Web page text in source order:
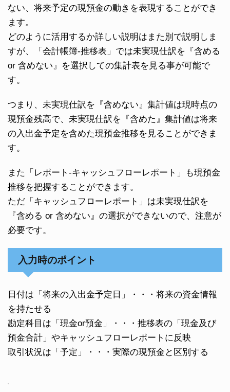
ない、将来予定の現預金の動きを表現することができ
ます。
どのように活用するか詳しい説明はまた別で説明しま
すが、「会計帳簿-推移表」では未実現仕訳を『含める
or 含めない』を選択しての集計表を見る事が可能で
す。
つまり、未実現仕訳を『含めない』集計値は現時点の
現預金残高で、未実現仕訳を『含めた』集計値は将来
の入出金予定を含めた現預金推移を見ることができま
す。
また「レポート-キャッシュフローレポート」も現預金
推移を把握することができます。
ただ「キャッシュフローレポート」は未実現仕訳を
『含める or 含めない』の選択ができないので、注意が
必要です。
入力時のポイント
日付は「将来の入出金予定日」・・・将来の資金情報
を持たせる
勘定科目は「現金or預金」・・・推移表の「現金及び
預金合計」やキャッシュフローレポートに反映
取引状況は「予定」・・・実際の現預金と区別する